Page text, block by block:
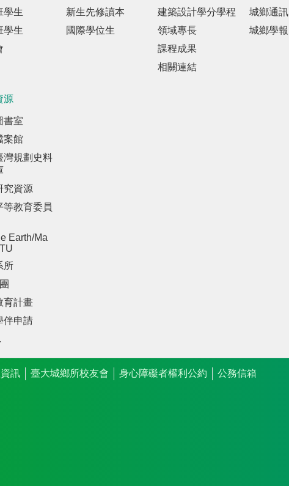
學生
學生
新生先修讀本
國際學位生
建築設計學分學程
領域專長
課程成果
相關連結
城鄉通訊
城鄉學報
源
書室
案館
灣規劃史料
究資源
等教育委員
Earth/Ma
所
育計畫
伴申請
訊 臺大城鄉所校友會 身心障礙者權利公約
公務信箱